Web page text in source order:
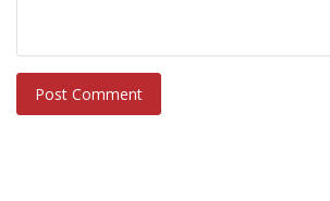
Post Comment